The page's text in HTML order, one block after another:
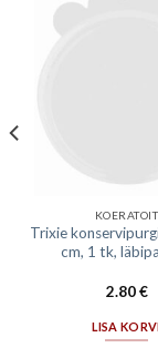
KOERATOIT
Trixie
cm, 1 tk,
2.80€
LISA